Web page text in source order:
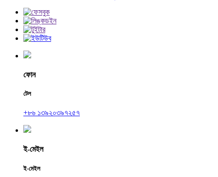
ফোন
টেল
+৮৬ ১৩৯২০৩৯৭২৫৭
ই-মেইল
ই-মেইল